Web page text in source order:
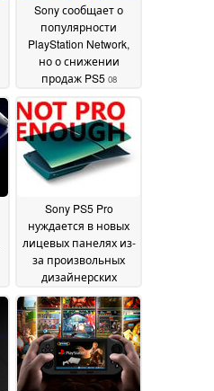
Sony сообщает о
популярности
PlayStation Network,
но о снижении
продаж PS5 08
Sony PS5 Pro
нуждается в новых
лицевых панелях из-
за произвольных
дизайнерских
решений - мнение
Dbrand01 November 2024